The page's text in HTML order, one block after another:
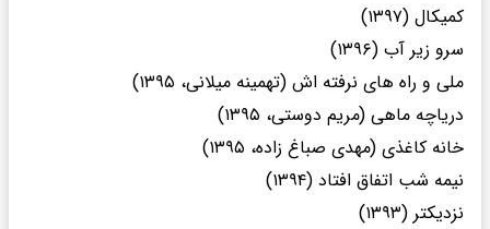
کمیکال (۱۳۹۷)
سرو زیر آب (۱۳۹۶)
ملی و راه های نرفته اش (تهمینه میلانی، ۱۳۹۵)
دریاچه ماهی (مریم دوستی، ۱۳۹۵)
خانه کاغذی (مهدی صباغ زاده، ۱۳۹۵)
نیمه شب اتفاق افتاد (۱۳۹۴)
نزدیکتر (۱۳۹۳)